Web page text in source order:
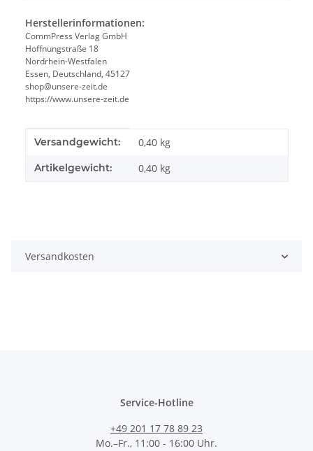
Herstellerinformationen:
CommPress Verlag GmbH
Hoffnungstraße 18
Nordrhein-Westfalen
Essen, Deutschland, 45127
shop@unsere-zeit.de
https://www.unsere-zeit.de
Produkteigenschaft
Wert
Versandgewicht: 0,40 kg
Artikelgewicht: 0,40 kg
Versandkosten
Service-Hotline
+49 201 17 78 89 23
Mo.–Fr., 11:00 - 16:00 Uhr.